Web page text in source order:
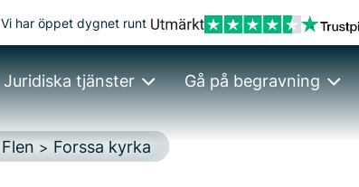
Vi har öppet dygnet runt
Juridiska tjänster Gå på begravning
Flen > Forssa kyrka